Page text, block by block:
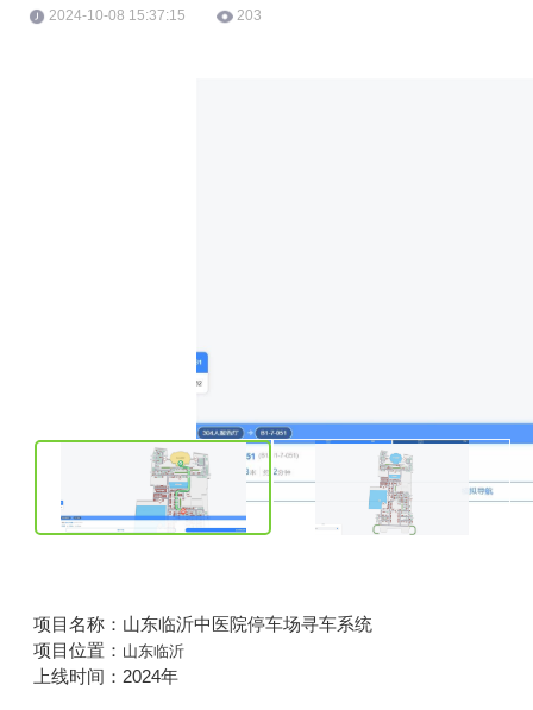
2024-10-08 15:37:15 203
项目名称：山东临沂中医院停车场寻车系统
项目位置： 山东临沂
上线时间：2024年